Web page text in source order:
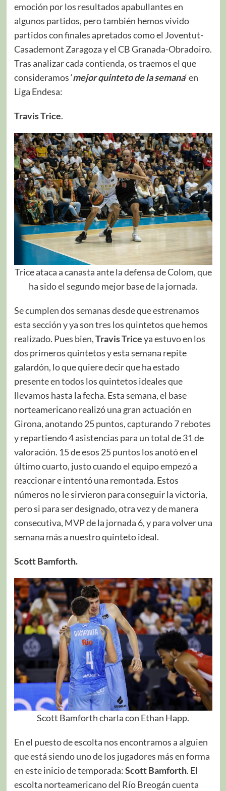
emoción por los resultados apabullantes en
algunos partidos, pero también hemos vivido
partidos con finales apretados como el Joventut-
Casademont Zaragoza y el CB Granada-Obradoiro.
Tras analizar cada contienda, os traemos el que
consideramos ‘mejor quinteto de la semana‘ en
Liga Endesa:
Travis Trice.
Trice ataca a canasta ante la defensa de Colom, que
ha sido el segundo mejor base de la jornada.
Se cumplen dos semanas desde que estrenamos
esta sección y ya son tres los quintetos que hemos
realizado. Pues bien,Travis Triceya estuvo en los
dos primeros quintetos y esta semana repite
galardón, lo que quiere decir que ha estado
presente en todos los quintetos ideales que
llevamos hasta la fecha. Esta semana, el base
norteamericano realizó una gran actuación en
Girona, anotando 25 puntos, capturando 7 rebotes
y repartiendo 4 asistencias para un total de 31 de
valoración. 15 de esos 25 puntos los anotó en el
último cuarto, justo cuando el equipo empezó a
reaccionar e intentó una remontada. Estos
números no le sirvieron para conseguir la victoria,
pero si para ser designado, otra vez y de manera
consecutiva, MVP de la jornada 6, y para volver una
semana más a nuestro quinteto ideal.
Scott Bamforth.
Scott Bamforth charla con Ethan Happ.
En el puesto de escolta nos encontramos a alguien
que está siendo uno de los jugadores más en forma
en este inicio de temporada:Scott Bamforth. El
escolta norteamericano del Río Breogán cuenta